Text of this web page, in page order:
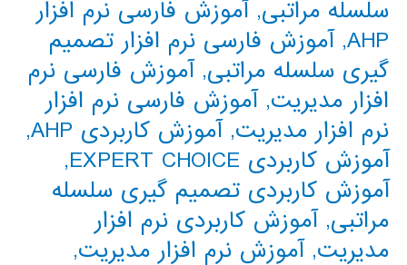
سلسله مراتبی,آموزش فارسی نرم افزار
AHP
,آموزش فارسی نرم افزار تصمیم
گیری سلسله مراتبی,آموزش فارسی نرم
افزار مدیریت,آموزش فارسی نرم افزار
نرم افزار مدیریت,آموزش کاربردی AHP
,
آموزش کاربردی EXPERT CHOICE
,
آموزش کاربردی تصمیم گیری سلسله
مراتبی,آموزش کاربردی نرم افزار
مدیریت,آموزش نرم افزار مدیریت,